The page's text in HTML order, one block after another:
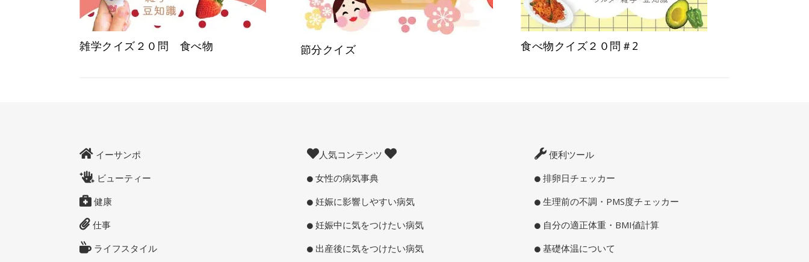
雑学クイズ２０問 食べ物 節分クイズ 食べ物クイズ２０問＃2
イーサンポ
ビューティー
健康
仕事
ライフスタイル
人気コンテンツ
女性の病気事典
妊娠に影響しやすい病気
妊娠中に気をつけたい病気
出産後に気をつけたい病気
便利ツール
排卵日チェッカー
生理前の不調・PMS度チェッカー
自分の適正体重・BMI値計算
基礎体温について